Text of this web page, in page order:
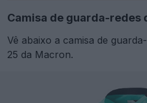
Camisa de guarda-redes
Vê abaixo a camisa de
25 da Macron.